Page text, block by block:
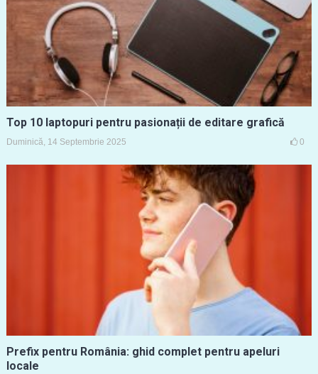
Top 10 laptopuri pentru pasionații de editare grafică
Duminică, 14 Septembrie 2025 0
Prefix pentru România: ghid complet pentru apeluri
locale